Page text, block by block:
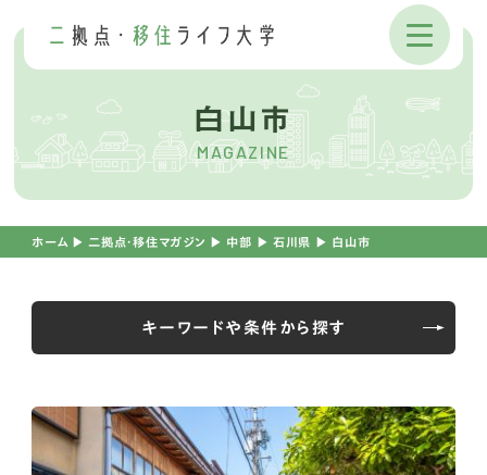
白山市
MAGAZINE
ホーム ▶︎ 二拠点・移住マガジン ▶︎ 中部 ▶︎ 石川県 ▶︎ 白山市
キーワードや条件から探す